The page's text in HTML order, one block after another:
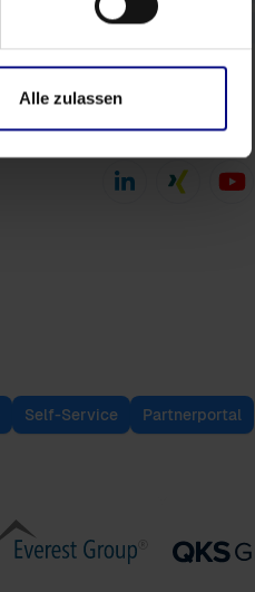
Alle zulassen
Qlik Sense
YouTube
Folgen Sie uns
Self-Service Partnerportal